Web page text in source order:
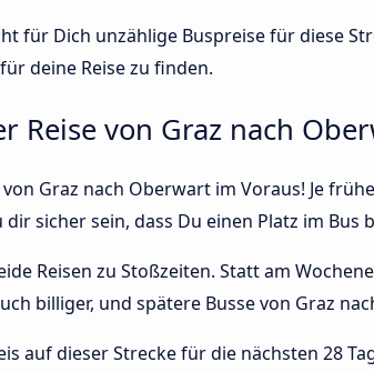
für Dich unzählige Buspreise für diese
deine Reise zu finden.
Reise von Graz nach
Graz nach Oberwart im Voraus! Je
sicher sein, dass Du einen Platz im Bus
Reisen zu Stoßzeiten. Statt am
billiger, und spätere Busse von Graz
auf dieser Strecke für die nächsten 28